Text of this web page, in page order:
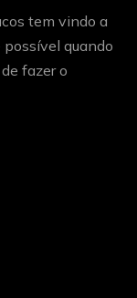
tem vindo a
possível quando
fazer o